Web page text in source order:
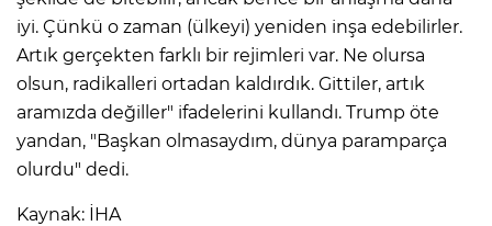
iyi. Çünkü o zaman (ülkeyi) yeniden inşa edebilirler.
Artık gerçekten farklı bir rejimleri var. Ne olursa
olsun, radikalleri ortadan kaldırdık. Gittiler, artık
aramızda değiller" ifadelerini kullandı. Trump öte
yandan, "Başkan olmasaydım, dünya paramparça
olurdu" dedi.
Kaynak: İHA